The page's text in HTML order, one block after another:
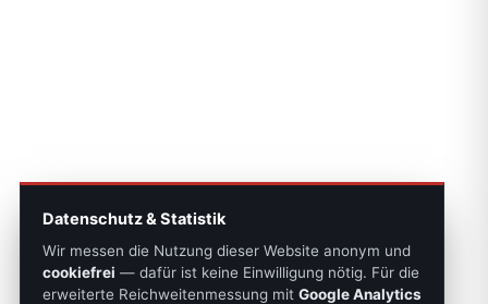
Datenschutz & Statistik
Wir messen die Nutzung dieser Website anonym und
cookiefrei — dafür ist keine Einwilligung nötig. Für die
erweiterte Reichweitenmessung mit Google Analytics